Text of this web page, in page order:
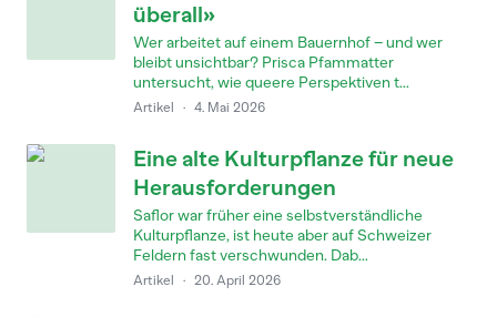
überall»
Wer arbeitet auf einem Bauernhof – und wer
bleibt unsichtbar? Prisca Pfammatter
untersucht, wie queere Perspektiven t...
Artikel · 4. Mai 2026
Eine alte Kulturpflanze für neue
Herausforderungen
Saflor war früher eine selbstverständliche
Kulturpflanze, ist heute aber auf Schweizer
Feldern fast verschwunden. Dab...
Artikel · 20. April 2026